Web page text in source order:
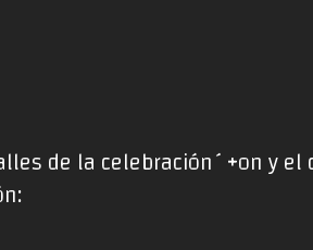
de la celebración´+on y el